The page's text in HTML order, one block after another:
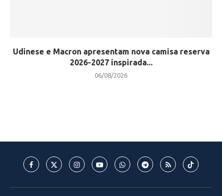
Udinese e Macron apresentam nova camisa reserva
2026-2027 inspirada...
06/08/2026